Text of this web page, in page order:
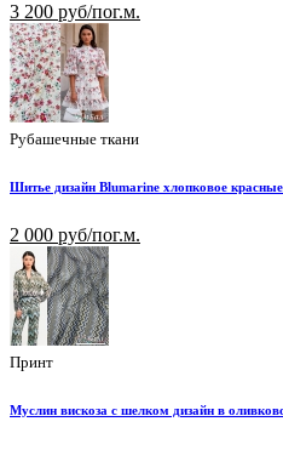
3 200 руб/пог.м.
Рубашечные ткани
Шитье дизайн Blumarine хлопковое
2 000 руб/пог.м.
Принт
Муслин вискоза с шелком дизайн в